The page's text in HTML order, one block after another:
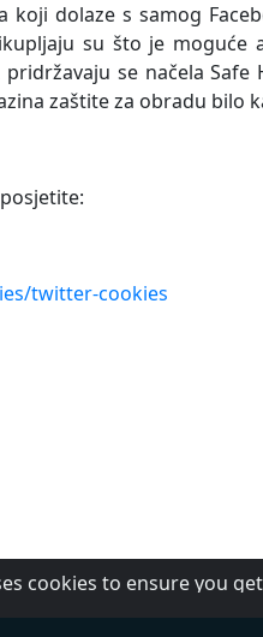
dolaze s samog
su što je
se načela
zaštite za obradu bilo
twitter-cookies
cookies to ensure you